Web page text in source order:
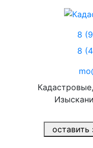
8
8
оставить